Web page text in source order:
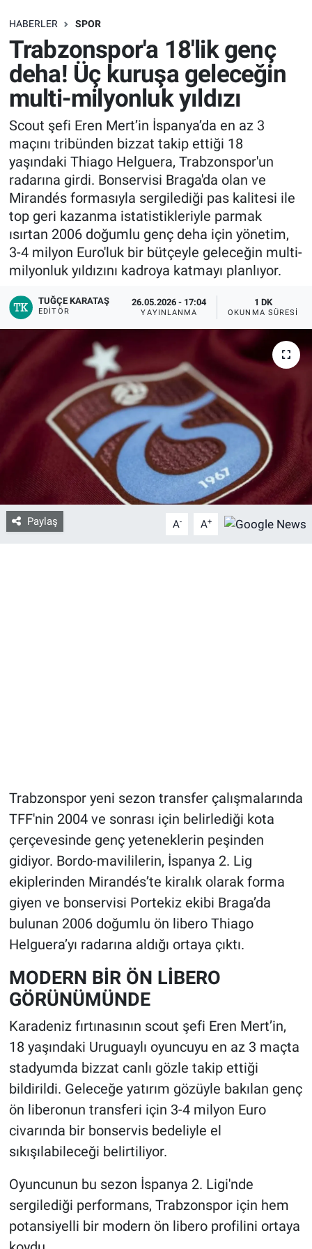
HABERLER SPOR
Trabzonspor'a 18'lik genç
deha! Üç kuruşa geleceğin
multi-milyonluk yıldızı
Scout şefi Eren Mert’in İspanya’da en az 3
maçını tribünden bizzat takip ettiği 18
yaşındaki Thiago Helguera, Trabzonspor'un
radarına girdi. Bonservisi Braga'da olan ve
Mirandés formasıyla sergilediği pas kalitesi ile
top geri kazanma istatistikleriyle parmak
ısırtan 2006 doğumlu genç deha için yönetim,
3-4 milyon Euro'luk bir bütçeyle geleceğin multi-
milyonluk yıldızını kadroya katmayı planlıyor.
TUĞÇE KARATAŞ
EDITÖR
26.05.2026 - 17:04
YAYINLANMA
1 DK
OKUNMA SÜRESI
Paylaş A- A+
Trabzonspor yeni sezon transfer çalışmalarında
TFF'nin 2004 ve sonrası için belirlediği kota
çerçevesinde genç yeteneklerin peşinden
gidiyor. Bordo-mavililerin, İspanya 2. Lig
ekiplerinden Mirandés’te kiralık olarak forma
giyen ve bonservisi Portekiz ekibi Braga’da
bulunan 2006 doğumlu ön libero Thiago
Helguera’yı radarına aldığı ortaya çıktı.
MODERN BİR ÖN LİBERO
GÖRÜNÜMÜNDE
Karadeniz fırtınasının scout şefi Eren Mert’in,
18 yaşındaki Uruguaylı oyuncuyu en az 3 maçta
stadyumda bizzat canlı gözle takip ettiği
bildirildi. Geleceğe yatırım gözüyle bakılan genç
ön liberonun transferi için 3-4 milyon Euro
civarında bir bonservis bedeliyle el
sıkışılabileceği belirtiliyor.
Oyuncunun bu sezon İspanya 2. Ligi'nde
sergilediği performans, Trabzonspor için hem
potansiyelli bir modern ön libero profilini ortaya
SAĞLIK
EKONOMİ
EĞİTİM
ÖZEL HABER
Keşfet
ASTROLOJİ
MANŞET
RESMİ İLANLAR
İLAN
Bize ulaşın
İletişim/Künye
Yaşam
Gözden Kaçmasın
İletişim (Künye)